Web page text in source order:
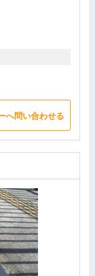
へ問い合わせる